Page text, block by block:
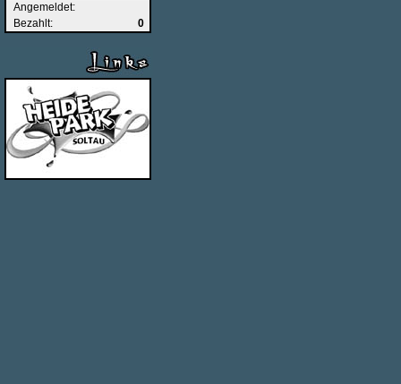
Angemeldet:
Bezahlt:
0